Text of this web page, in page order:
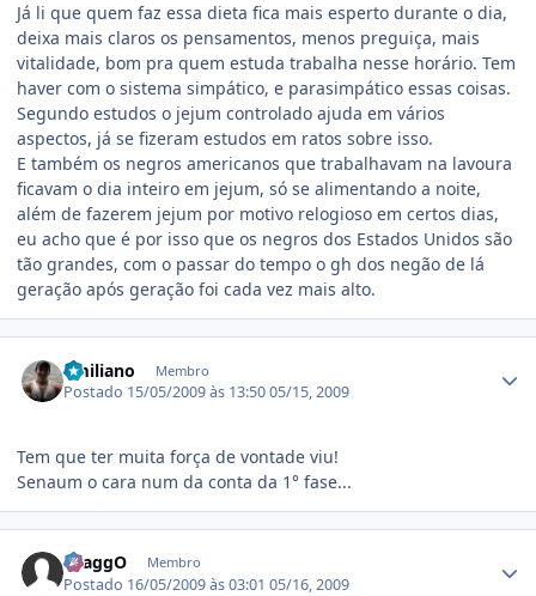
Já li que quem faz essa dieta fica mais esperto durante o dia,
deixa mais claros os pensamentos, menos preguiça, mais
vitalidade, bom pra quem estuda trabalha nesse horário. Tem
haver com o sistema simpático, e parasimpático essas coisas.
Segundo estudos o jejum controlado ajuda em vários
aspectos, já se fizeram estudos em ratos sobre isso.
E também os negros americanos que trabalhavam na lavoura
ficavam o dia inteiro em jejum, só se alimentando a noite,
além de fazerem jejum por motivo relogioso em certos dias,
eu acho que é por isso que os negros dos Estados Unidos são
tão grandes, com o passar do tempo o gh dos negão de lá
geração após geração foi cada vez mais alto.
Emiliano Membro
Postado 15/05/2009 às 13:5005/15, 2009
Tem que ter muita força de vontade viu!
Senaum o cara num da conta da 1° fase...
DraggO Membro
Postado 16/05/2009 às 03:0105/16, 2009